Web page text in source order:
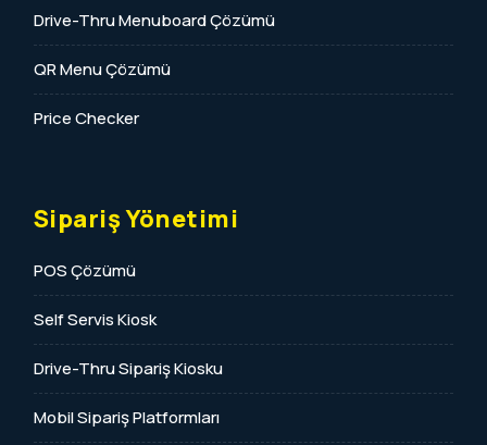
Drive-Thru Menuboard Çözümü
QR Menu Çözümü
Price Checker
Sipariş Yönetimi
POS Çözümü
Self Servis Kiosk
Drive-Thru Sipariş Kiosku
Mobil Sipariş Platformları